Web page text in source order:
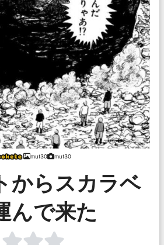
mut30 mut30
からスカラベ
んで来た